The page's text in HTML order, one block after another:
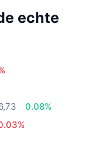
echte
0.08%